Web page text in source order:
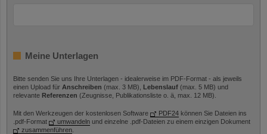
Meine Unterlagen
Bitte senden Sie uns Ihre Unterlagen - idealerweise im PDF-Format - als jeweils
einen Upload für Anschreiben (max. 3 MB), Lebenslauf (max. 5 MB) und
relevante Referenzen (Zeugnisse, Publikationsliste o. ä, max. 12 MB).
Mit den Werkzeugen der kostenlosen Software PDF24 können Sie Dateien ins
.pdf-Format
umwandeln und einzelne .pdf-Dateien zu einem einzigen Dokument
zusammenführen